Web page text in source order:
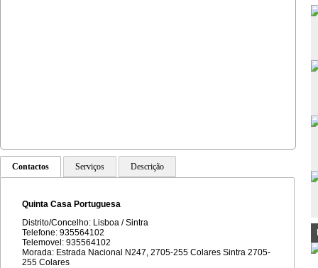
Contactos Serviços Descrição
Quinta Casa Portuguesa
Distrito/Concelho: Lisboa / Sintra
Telefone: 935564102
Telemovel: 935564102
Morada: Estrada Nacional N247, 2705-255 Colares Sintra 2705-
255 Colares